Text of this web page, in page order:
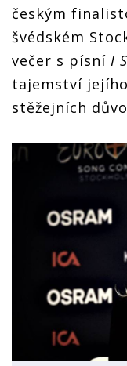
českým
švédském
večer s písní I
tajemství
stěžejních